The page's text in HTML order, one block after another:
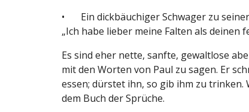
•
Ein dickbäuchiger Schwager zu
„Ich habe lieber meine Falten als deinen
Es sind eher nette, sanfte, gewaltlose
mit den Worten von Paul zu sagen. Er
essen; dürstet ihn, so gib ihm zu trinken.
dem Buch der Sprüche.